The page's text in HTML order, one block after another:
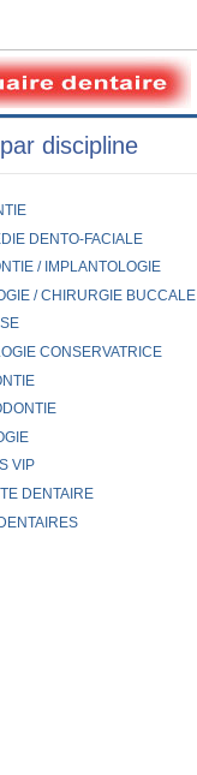
discipline
DENTO-FACIALE
/ IMPLANTOLOGIE
/ CHIRURGIE BUCCALE
CONSERVATRICE
VIP
DENTAIRE